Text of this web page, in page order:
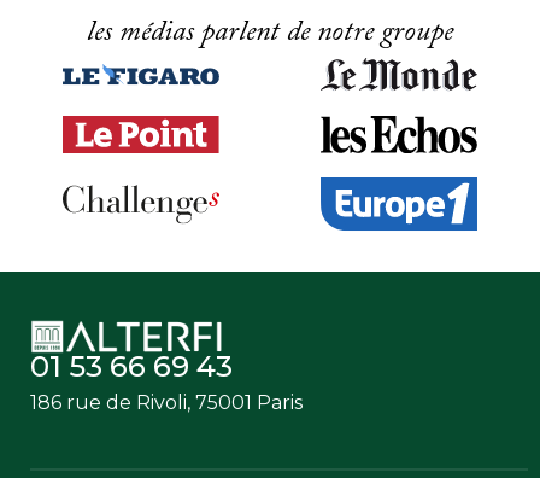
les médias parlent de notre groupe
01 53 66 69 43
186 rue de Rivoli, 75001 Paris